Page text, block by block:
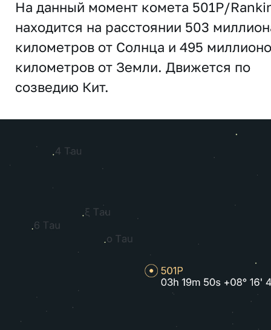
На данный момент комета 501P/
находится на расстоянии 503
километров от Солнца и 495
километров от Земли. Движется по
созведию Кит.